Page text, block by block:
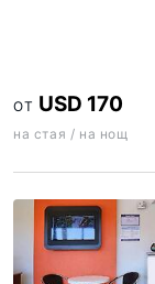
ОТ USD 170
на стая / на нощ